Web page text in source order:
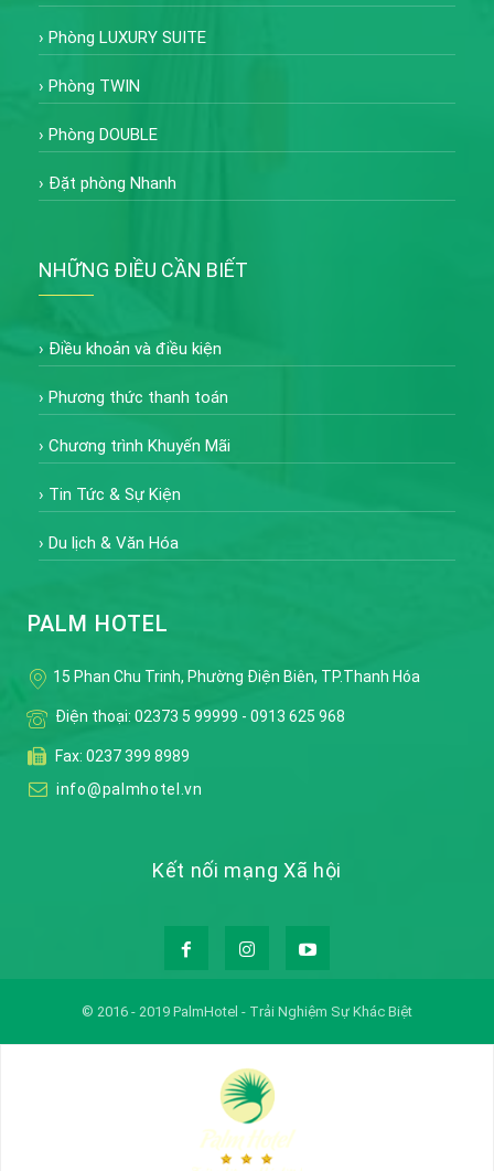
› Phòng LUXURY SUITE
› Phòng TWIN
› Phòng DOUBLE
› Đặt phòng Nhanh
NHỮNG ĐIỀU CẦN BIẾT
› Điều khoản và điều kiện
› Phương thức thanh toán
› Chương trình Khuyến Mãi
› Tin Tức & Sự Kiện
› Du lịch & Văn Hóa
PALM HOTEL
15 Phan Chu Trinh, Phường Điện Biên, TP.Thanh Hóa
Điện thoại: 02373 5 99999 - 0913 625 968
Fax: 0237 399 8989
info@palmhotel.vn
Kết nối mạng Xã hội
© 2016 - 2019 PalmHotel - Trải Nghiệm Sự Khác Biệt